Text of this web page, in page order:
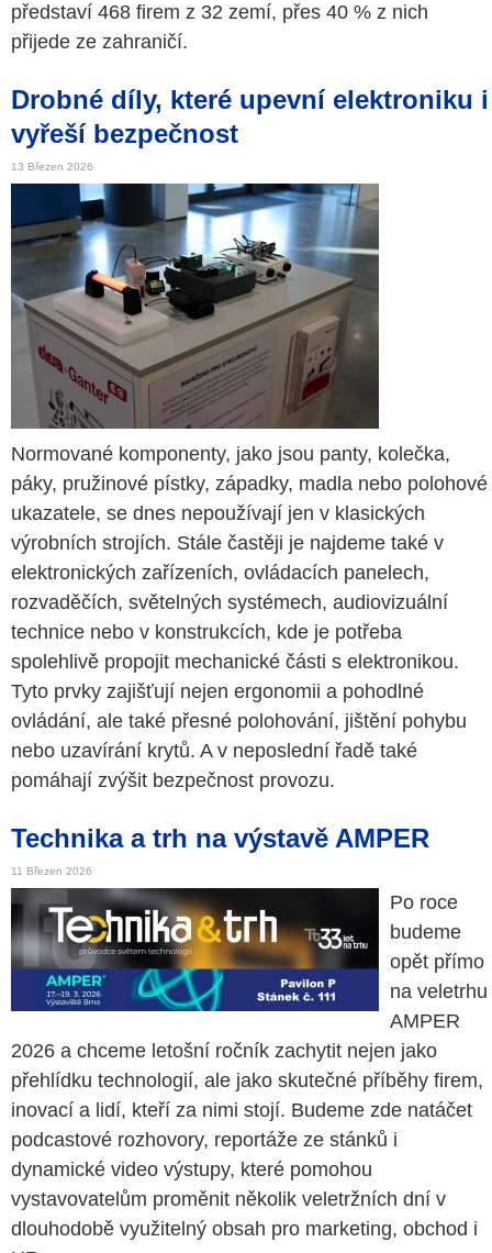
představí 468 firem z 32 zemí, přes 40 % z nich
přijede ze zahraničí.
Drobné díly, které upevní elektroniku i
vyřeší bezpečnost
13 Březen 2026
Normované komponenty, jako jsou panty, kolečka,
páky, pružinové pístky, západky, madla nebo polohové
ukazatele, se dnes nepoužívají jen v klasických
výrobních strojích. Stále častěji je najdeme také v
elektronických zařízeních, ovládacích panelech,
rozvaděčích, světelných systémech, audiovizuální
technice nebo v konstrukcích, kde je potřeba
spolehlivě propojit mechanické části s elektronikou.
Tyto prvky zajišťují nejen ergonomii a pohodlné
ovládání, ale také přesné polohování, jištění pohybu
nebo uzavírání krytů. A v neposlední řadě také
pomáhají zvýšit bezpečnost provozu.
Technika a trh na výstavě AMPER
11 Březen 2026
Po roce
budeme
opět přímo
na veletrhu
AMPER
2026 a chceme letošní ročník zachytit nejen jako
přehlídku technologií, ale jako skutečné příběhy firem,
inovací a lidí, kteří za nimi stojí. Budeme zde natáčet
podcastové rozhovory, reportáže ze stánků i
dynamické video výstupy, které pomohou
vystavovatelům proměnit několik veletržních dní v
dlouhodobě využitelný obsah pro marketing, obchod i